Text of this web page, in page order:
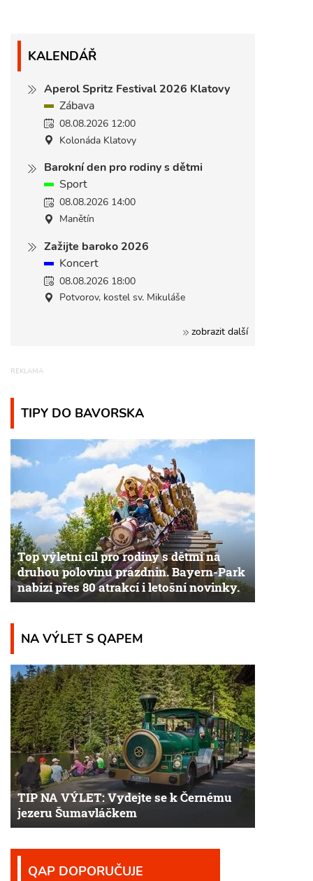
KALENDÁŘ
Aperol Spritz Festival 2026 Klatovy
Zábava
08.08.2026 12:00
Kolonáda Klatovy
Barokní den pro rodiny s dětmi
Sport
08.08.2026 14:00
Manětín
Zažijte baroko 2026
Koncert
08.08.2026 18:00
Potvorov, kostel sv. Mikuláše
zobrazit další
TIPY DO BAVORSKA
Top výletní cíl pro rodiny s dětmi na
druhou polovinu prázdnin. Bayern-Park
nabízí přes 80 atrakcí i letošní novinky.
NA VÝLET S QAPEM
TIP NA VÝLET: Vydejte se k Černému
jezeru Šumavláčkem
QAP DOPORUČUJE